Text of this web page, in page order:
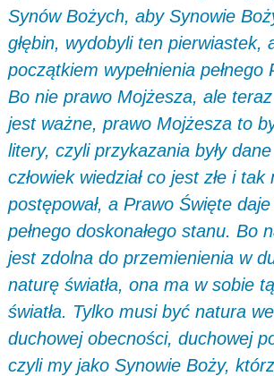
Synów Bożych, aby Synowie
głębin, wydobyli ten pierwiastek,
początkiem wypełnienia pełnego
Bo nie prawo Mojżesza, ale
jest ważne, prawo Mojżesza to
litery, czyli przykazania były
człowiek wiedział co jest złe i tak
postępował, a Prawo Święte
pełnego doskonałego stanu. Bo
jest zdolna do przemienienia w
naturę światła, ona ma w sobie
światła. Tylko musi być natura
duchowej obecności, duchowej
czyli my jako Synowie Boży,